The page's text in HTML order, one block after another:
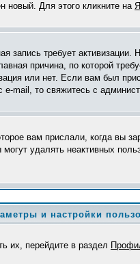
новый. Для этого кликните на
требует
причина, по которой
или нет. Если вам был
mail, то свяжитесь с
вам прислали, когда вы
удалять неактивных
и настройки
их, перейдите в раздел